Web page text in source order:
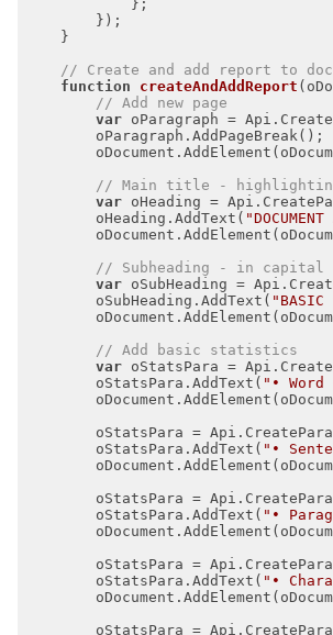
// Create and add report to
function
createAndAddReport (
// Add new page
var
// Main title -
var
oHeading.AddText(
// Subheading - in
var
oSubHeading.AddText( "BASIC
// Add basic statistics
var
oStatsPara.AddText( "•
oStatsPara.AddText( "•
oStatsPara.AddText( "•
oStatsPara.AddText( "•